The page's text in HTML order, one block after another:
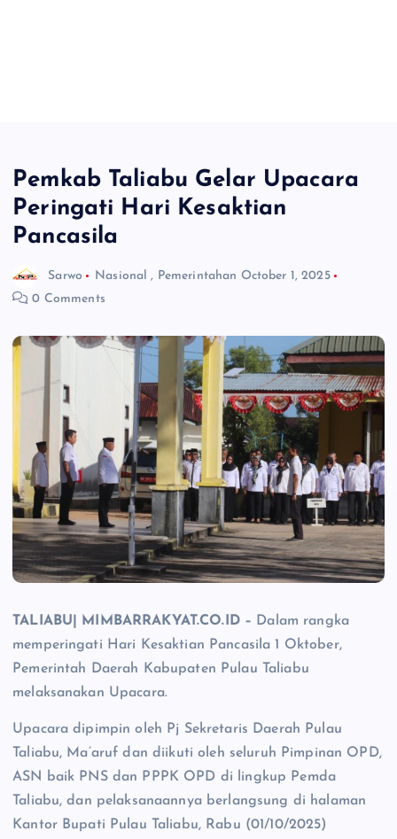
Pemkab Taliabu Gelar Upacara
Peringati Hari Kesaktian
Pancasila
Sarwo Nasional , Pemerintahan October 1, 2025
0 Comments
TALIABU| MIMBARRAKYAT.CO.ID – Dalam rangka
memperingati Hari Kesaktian Pancasila 1 Oktober,
Pemerintah Daerah Kabupaten Pulau Taliabu
melaksanakan Upacara.
Upacara dipimpin oleh Pj Sekretaris Daerah Pulau
Taliabu, Ma’aruf dan diikuti oleh seluruh Pimpinan OPD,
ASN baik PNS dan PPPK OPD di lingkup Pemda
Taliabu, dan pelaksanaannya berlangsung di halaman
Kantor Bupati Pulau Taliabu, Rabu (01/10/2025)